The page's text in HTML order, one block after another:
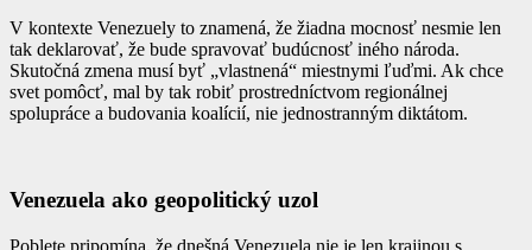
V kontexte Venezuely to znamená, že žiadna mocnosť nesmie len
tak deklarovať, že bude spravovať budúcnosť iného národa.
Skutočná zmena musí byť „vlastnená“ miestnymi ľuďmi. Ak chce
svet pomôcť, mal by tak robiť prostredníctvom regionálnej
spolupráce a budovania koalícií, nie jednostranným diktátom.
Venezuela ako geopolitický uzol
Poblete pripomína, že dnešná Venezuela nie je len krajinou s